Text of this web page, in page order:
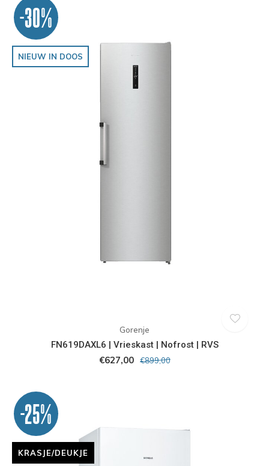
-30%
NIEUW IN DOOS
Gorenje
FN619DAXL6 | Vrieskast | Nofrost | RVS
€627,00 €899,00
-25%
KRASJE/DEUKJE